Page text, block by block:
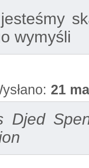
wymyśli
21
Djed